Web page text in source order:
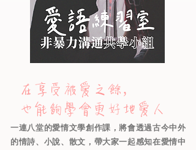
在享受被愛之餘，
也能夠學會更好地愛人
一連八堂的愛情文學創作課，將會透過古今中外
的情詩、小說、散文，帶大家一起感知在愛情中